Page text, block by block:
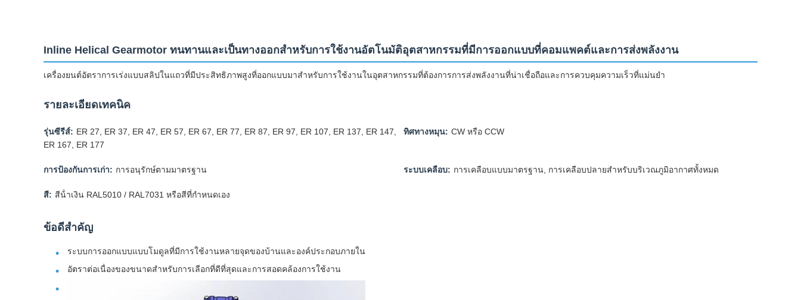
Inline Helical Gearmotor ทนทานและเป็นทางออกสําหรับการใช้งานอัตโนมัติอุตสาหกรรมที่มีการออกแบบที่คอมแพคต์และการส่งพลังงาน
เครื่องยนต์อัตราการเร่งแบบสลิปในแถวที่มีประสิทธิภาพสูงที่ออกแบบมาสําหรับการใช้งานในอุตสาหกรรมที่ต้องการการส่งพลังงานที่น่าเชื่อถือและการควบคุมความเร็วที่แม่นยํา
รายละเอียดเทคนิค
รุ่นซีรีส์: ER 27, ER 37, ER 47, ER 57, ER 67, ER 77, ER 87, ER 97, ER 107, ER 137, ER 147,
ER 167, ER 177
ทิศทางหมุน: CW หรือ CCW
การป้องกันการเก่า: การอนุรักษ์ตามมาตรฐาน ระบบเคลือบ: การเคลือบแบบมาตรฐาน, การเคลือบปลายสําหรับบริเวณภูมิอากาศทั้งหมด
สี: สีน้ําเงิน RAL5010 / RAL7031 หรือสีที่กําหนดเอง
ข้อดีสําคัญ
ระบบการออกแบบแบบโมดูลที่มีการใช้งานหลายจุดของบ้านและองค์ประกอบภายใน
อัตราต่อเนื่องของขนาดสําหรับการเลือกที่ดีที่สุดและการสอดคล้องการใช้งาน